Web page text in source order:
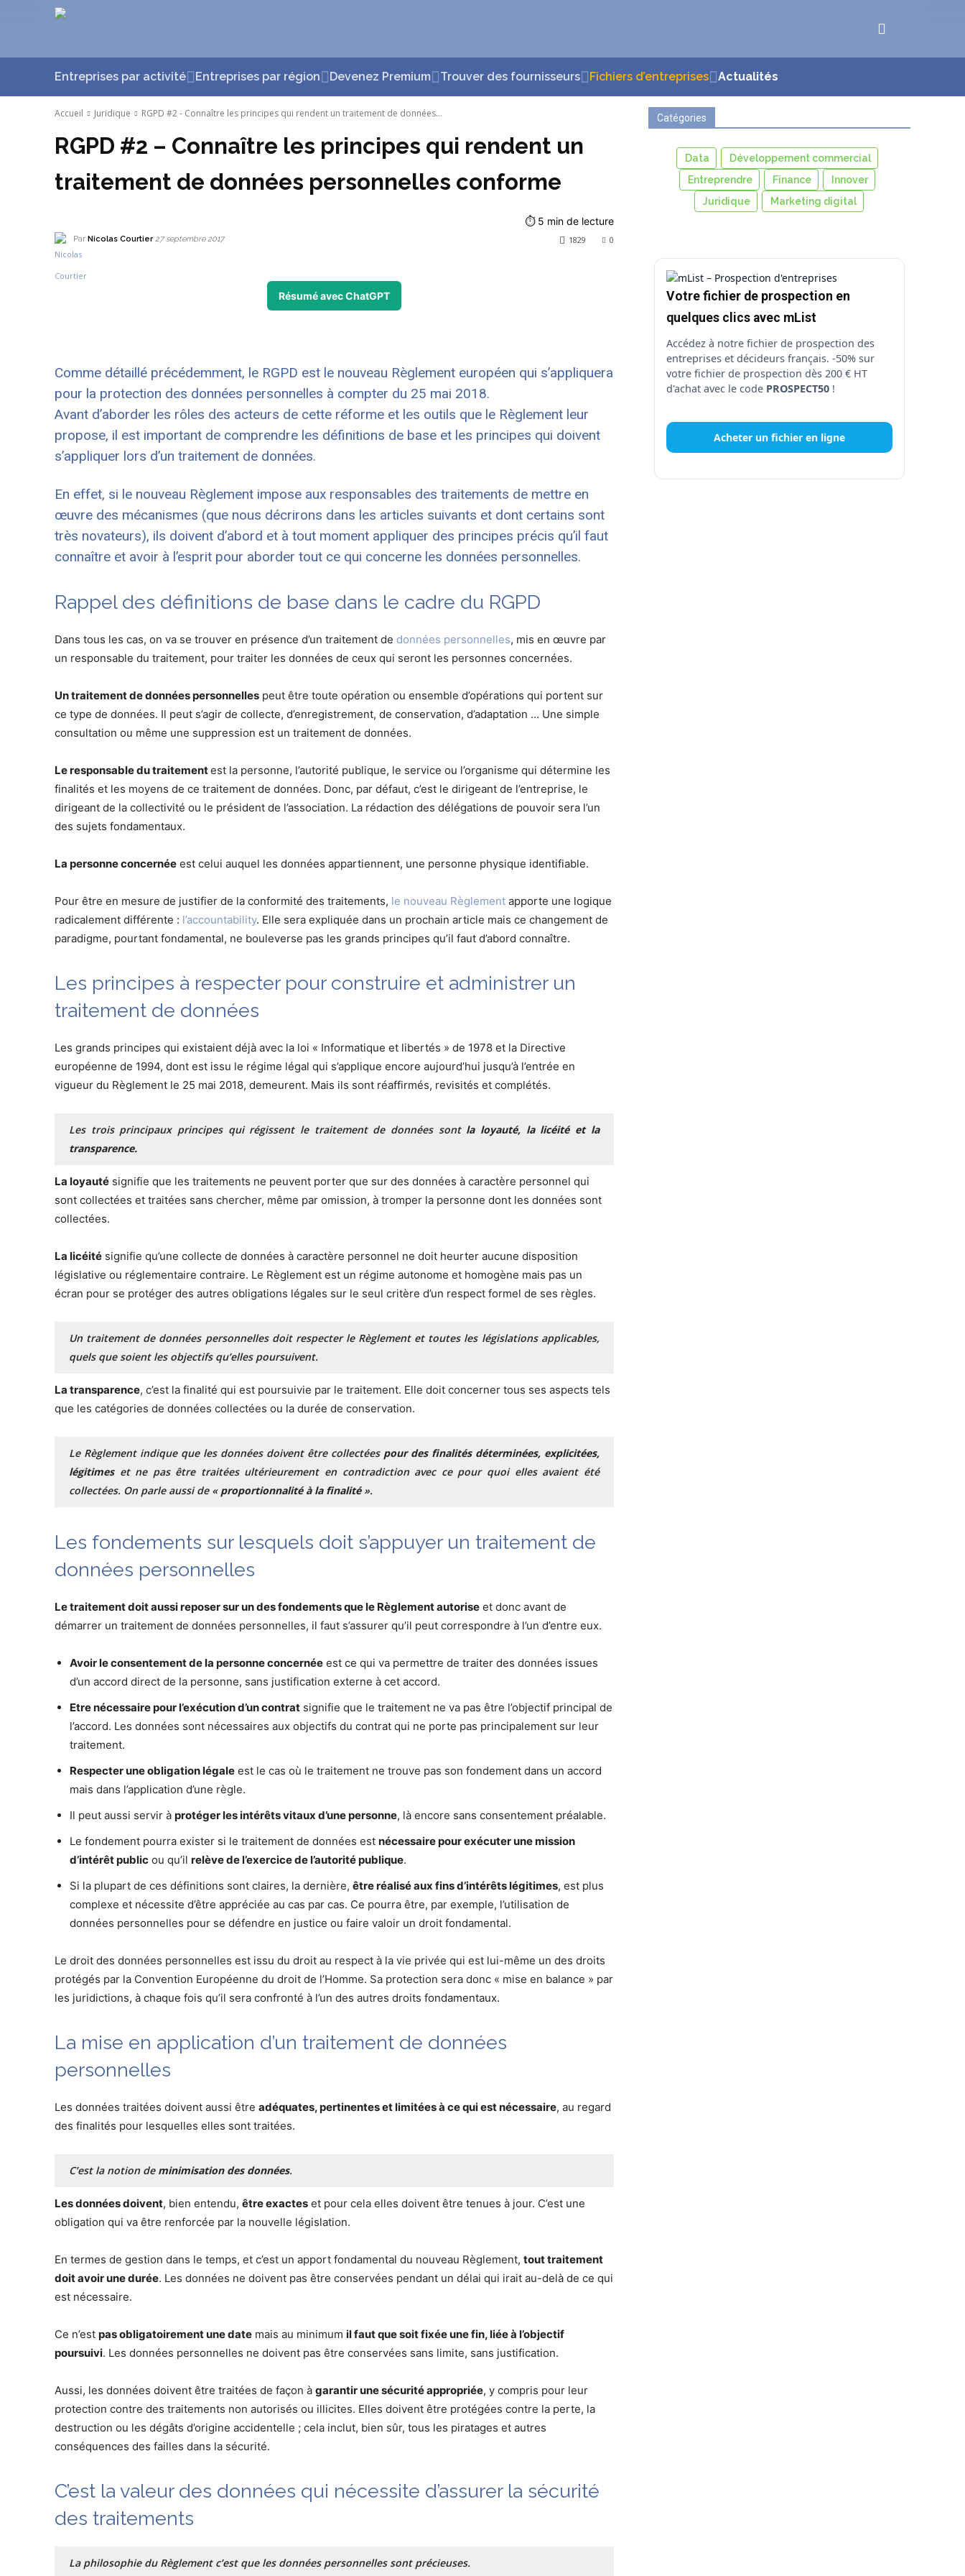
Entreprises par activité Entreprises par région Devenez Premium Trouver des fournisseurs Fichiers d’entreprises Actualités
Accueil Juridique RGPD #2 - Connaître les principes qui rendent un traitement de données...
RGPD #2 – Connaître les principes qui rendent un
traitement de données personnelles conforme
⏱ 5 min de lecture
Par Nicolas Courtier 27 septembre 2017 0
1829
Résumé avec ChatGPT
Comme détaillé précédemment, le RGPD est le nouveau Règlement européen qui s’appliquera
pour la protection des données personnelles à compter du 25 mai 2018.
Avant d’aborder les rôles des acteurs de cette réforme et les outils que le Règlement leur
propose, il est important de comprendre les définitions de base et les principes qui doivent
s’appliquer lors d’un traitement de données.
En effet, si le nouveau Règlement impose aux responsables des traitements de mettre en
œuvre des mécanismes (que nous décrirons dans les articles suivants et dont certains sont
très novateurs), ils doivent d’abord et à tout moment appliquer des principes précis qu’il faut
connaître et avoir à l’esprit pour aborder tout ce qui concerne les données personnelles.
Rappel des définitions de base dans le cadre du RGPD
Dans tous les cas, on va se trouver en présence d’un traitement de données personnelles, mis en œuvre par
un responsable du traitement, pour traiter les données de ceux qui seront les personnes concernées.
Un traitement de données personnelles peut être toute opération ou ensemble d’opérations qui portent sur
ce type de données. Il peut s’agir de collecte, d’enregistrement, de conservation, d’adaptation … Une simple
consultation ou même une suppression est un traitement de données.
Le responsable du traitementest la personne, l’autorité publique, le service ou l’organisme qui détermine les
finalités et les moyens de ce traitement de données. Donc, par défaut, c’est le dirigeant de l’entreprise, le
dirigeant de la collectivité ou le président de l’association. La rédaction des délégations de pouvoir sera l’un
des sujets fondamentaux.
La personne concernée est celui auquel les données appartiennent, une personne physique identifiable.
Pour être en mesure de justifier de la conformité des traitements, le nouveau Règlement apporte une logique
radicalement différente : l’accountability. Elle sera expliquée dans un prochain article mais ce changement de
paradigme, pourtant fondamental, ne bouleverse pas les grands principes qu’il faut d’abord connaître.
Les principes à respecter pour construire et administrer un
traitement de données
Les grands principes qui existaient déjà avec la loi « Informatique et libertés » de 1978 et la Directive
européenne de 1994, dont est issu le régime légal qui s’applique encore aujourd’hui jusqu’à l’entrée en
vigueur du Règlement le 25 mai 2018, demeurent. Mais ils sont réaffirmés, revisités et complétés.
Les trois principaux principes qui régissent le traitement de données sont la loyauté, la licéité et la
transparence.
La loyauté signifie que les traitements ne peuvent porter que sur des données à caractère personnel qui
sont collectées et traitées sans chercher, même par omission, à tromper la personne dont les données sont
collectées.
La licéité signifie qu’une collecte de données à caractère personnel ne doit heurter aucune disposition
législative ou réglementaire contraire. Le Règlement est un régime autonome et homogène mais pas un
écran pour se protéger des autres obligations légales sur le seul critère d’un respect formel de ses règles.
Un traitement de données personnelles doit respecter le Règlement et toutes les législations applicables,
quels que soient les objectifs qu’elles poursuivent.
La transparence, c’est la finalité qui est poursuivie par le traitement. Elle doit concerner tous ses aspects tels
que les catégories de données collectées ou la durée de conservation.
Le Règlement indique que les données doivent être collectées pour des finalités déterminées, explicitées,
légitimes et ne pas être traitées ultérieurement en contradiction avec ce pour quoi elles avaient été
collectées. On parle aussi de « proportionnalité à la finalité».
Les fondements sur lesquels doit s’appuyer un traitement de
données personnelles
Le traitement doit aussi reposer sur un des fondements que le Règlement autorise et donc avant de
démarrer un traitement de données personnelles, il faut s’assurer qu’il peut correspondre à l’un d’entre eux.
Avoir le consentement de la personne concernée est ce qui va permettre de traiter des données issues
d’un accord direct de la personne, sans justification externe à cet accord.
Etre nécessaire pour l’exécution d’un contrat signifie que le traitement ne va pas être l’objectif principal de
l’accord. Les données sont nécessaires aux objectifs du contrat qui ne porte pas principalement sur leur
traitement.
Respecter une obligation légale est le cas où le traitement ne trouve pas son fondement dans un accord
mais dans l’application d’une règle.
Il peut aussi servir à protéger les intérêts vitaux d’une personne, là encore sans consentement préalable.
Le fondement pourra exister si le traitement de données est nécessaire pour exécuter une mission
d’intérêt public ou qu’il relève de l’exercice de l’autorité publique.
Si la plupart de ces définitions sont claires, la dernière, être réalisé aux fins d’intérêts légitimes, est plus
complexe et nécessite d’être appréciée au cas par cas. Ce pourra être, par exemple, l’utilisation de
données personnelles pour se défendre en justice ou faire valoir un droit fondamental.
Le droit des données personnelles est issu du droit au respect à la vie privée qui est lui-même un des droits
protégés par la Convention Européenne du droit de l’Homme. Sa protection sera donc « mise en balance » par
les juridictions, à chaque fois qu’il sera confronté à l’un des autres droits fondamentaux.
La mise en application d’un traitement de données
personnelles
Les données traitées doivent aussi être adéquates, pertinentes et limitées à ce qui est nécessaire, au regard
des finalités pour lesquelles elles sont traitées.
C’est la notion de minimisation des données.
Les données doivent, bien entendu, être exactes et pour cela elles doivent être tenues à jour. C’est une
obligation qui va être renforcée par la nouvelle législation.
En termes de gestion dans le temps, et c’est un apport fondamental du nouveau Règlement, tout traitement
doit avoir une durée. Les données ne doivent pas être conservées pendant un délai qui irait au-delà de ce qui
est nécessaire.
Ce n’est pas obligatoirement une date mais au minimum il faut que soit fixée une fin, liée à l’objectif
poursuivi. Les données personnelles ne doivent pas être conservées sans limite, sans justification.
Aussi, les données doivent être traitées de façon à garantir une sécurité appropriée, y compris pour leur
protection contre des traitements non autorisés ou illicites. Elles doivent être protégées contre la perte, la
destruction ou les dégâts d’origine accidentelle ; cela inclut, bien sûr, tous les piratages et autres
conséquences des failles dans la sécurité.
C’est la valeur des données qui nécessite d’assurer la sécurité
des traitements
La philosophie du Règlement c’est que les données personnelles sont précieuses.
Catégories
Data
Développement commercial
Entreprendre
Finance
Innover
Juridique
Marketing digital
Votre fichier de prospection en
quelques clics avec mList
Accédez à notre fichier de prospection des
entreprises et décideurs français. -50% sur
votre fichier de prospection dès 200 € HT
d'achat avec le code PROSPECT50!
Acheter un fichier en ligne